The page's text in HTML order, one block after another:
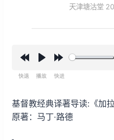
天津塘沽堂
i
n
y
w
a
基督教经典译著导读:《加
原著：马丁·路德